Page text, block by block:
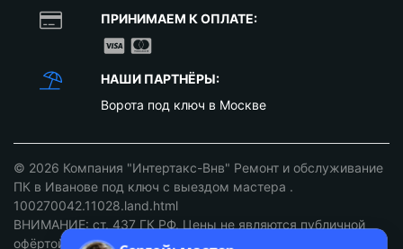
ПРИНИМАЕМ К ОПЛАТЕ:
НАШИ ПАРТНЁРЫ:
Ворота под ключ в Москве
© 2026 Компания "Интертакс-Внв" Ремонт и обслуживание
ПК в Иванове под ключ с выездом мастера .
100270042.11028.land.html
ВНИМАНИЕ: ст. 437 ГК РФ. Цены не являются публичной
офёртой уточняйте у наших менеджеров!